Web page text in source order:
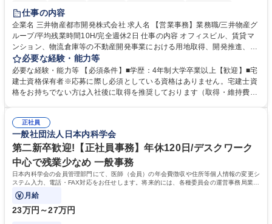
在宅OK
賞与あり
駅近5分以内
土日祝休み 寮・社宅あり
仕事の内容
企業名 三井物産都市開発株式会社 求人名 【営業事務】業務職/三井物産グ
ループ/平均残業時間10H/完全週休2日 仕事の内容 オフィスビル、賃貸マ
ンション、物流倉庫等の不動産開発事業における用地取得、開発推進、賃
貸運営、売却、仲介・活用提案等を行う営業部門において事務業務を担当
いただきます。 【詳細】・契約書管理、契約書製本、捺印対応、ファイリ
ング、登記簿取得、調書取得・支払業務（各種費用支払、支払管理、請
求・支払データ登録、取引先マスター申請対応）・予算作成及び予実管
の他に担当頂く業務が発生する場合があります。 募集職種 【営業事務】
業務職/三井物産グループ/平均残業時間10H/完全週休2日
必要な経験・能力等
必要な経験・能力等 【必須条件】■学歴：4年制大学卒業以上【歓迎】■宅
建士資格保有者※応募に際し必須としている資格はありません。宅建士資
格をお持ちでない方は入社後に取得を推奨しております（取得・維持費用
ション力がある方。 ・チャレンジを厭わず、粘り強く業務に取り組める
方。多様な関係者と謙虚に信頼関係を構築でき、期限を意識したスケジュ
ール管理が出来る方。※将来的に他部署（営業部門、コーポレート部門）
へのジョブローテーションの可能性があります。 学歴・資格 学歴：大学
院 大学 語学力： 資格：宅地建物取引士
正社員
一般社団法人日本内科学会
第二新卒歓迎!【正社員事務】年休120日/デスクワーク
中心で残業少なめ 一般事務
日本内科学会の会員管理部門にて、医師（会員）の年会費徴収や住所等個人情報の変更シ
ステム入力、電話・FAX対応をお任せします。将来的には、各種委員会の運営事務局業務
などにも幅広く携わっていただきます。
月給
23万円～27万円